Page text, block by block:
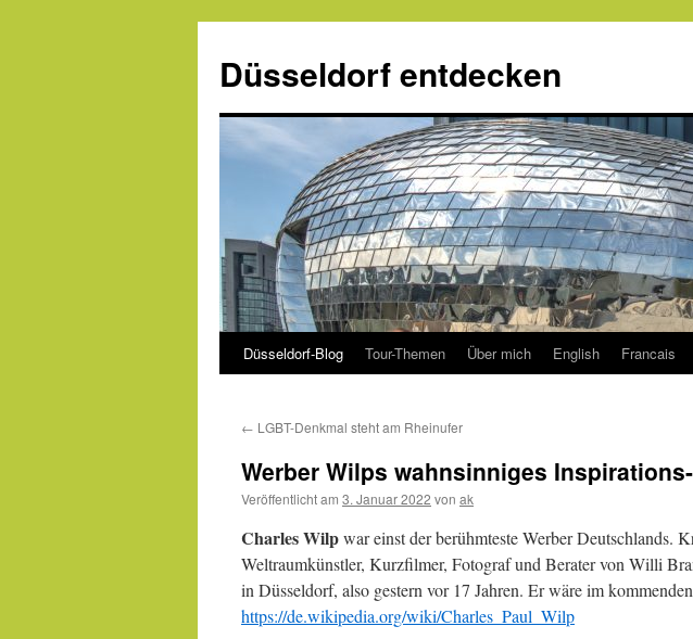
springen
Düsseldorf entdecken
Düsseldorf-Blog Tour-Themen Über mich English Francais
← LGBT-Denkmal steht am Rheinufer
Werber Wilps wahnsinniges
Veröffentlicht am 3. Januar 2022 von ak
Charles Wilpwar einst der berühmteste Werber Deutschlands.
Weltraumkünstler, Kurzfilmer, Fotograf und Berater von Willi
in Düsseldorf, also gestern vor 17 Jahren. Er wäre im
https://de.wikipedia.org/wiki/Charles_Paul_Wilp